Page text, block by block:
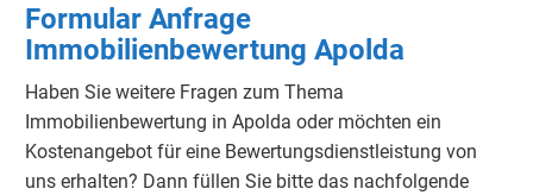
Formular Anfrage
Immobilienbewertung Apolda
Haben Sie weitere Fragen zum Thema
Immobilienbewertung in Apolda oder möchten ein
Kostenangebot für eine Bewertungsdienstleistung von
uns erhalten? Dann füllen Sie bitte das nachfolgende